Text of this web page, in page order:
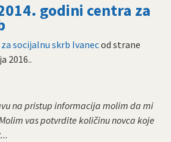
godini centra za
socijalnu skrb Ivanecod strane
2016..
na pristup informacija molim da mi
vas potvrdite količinu novca koje